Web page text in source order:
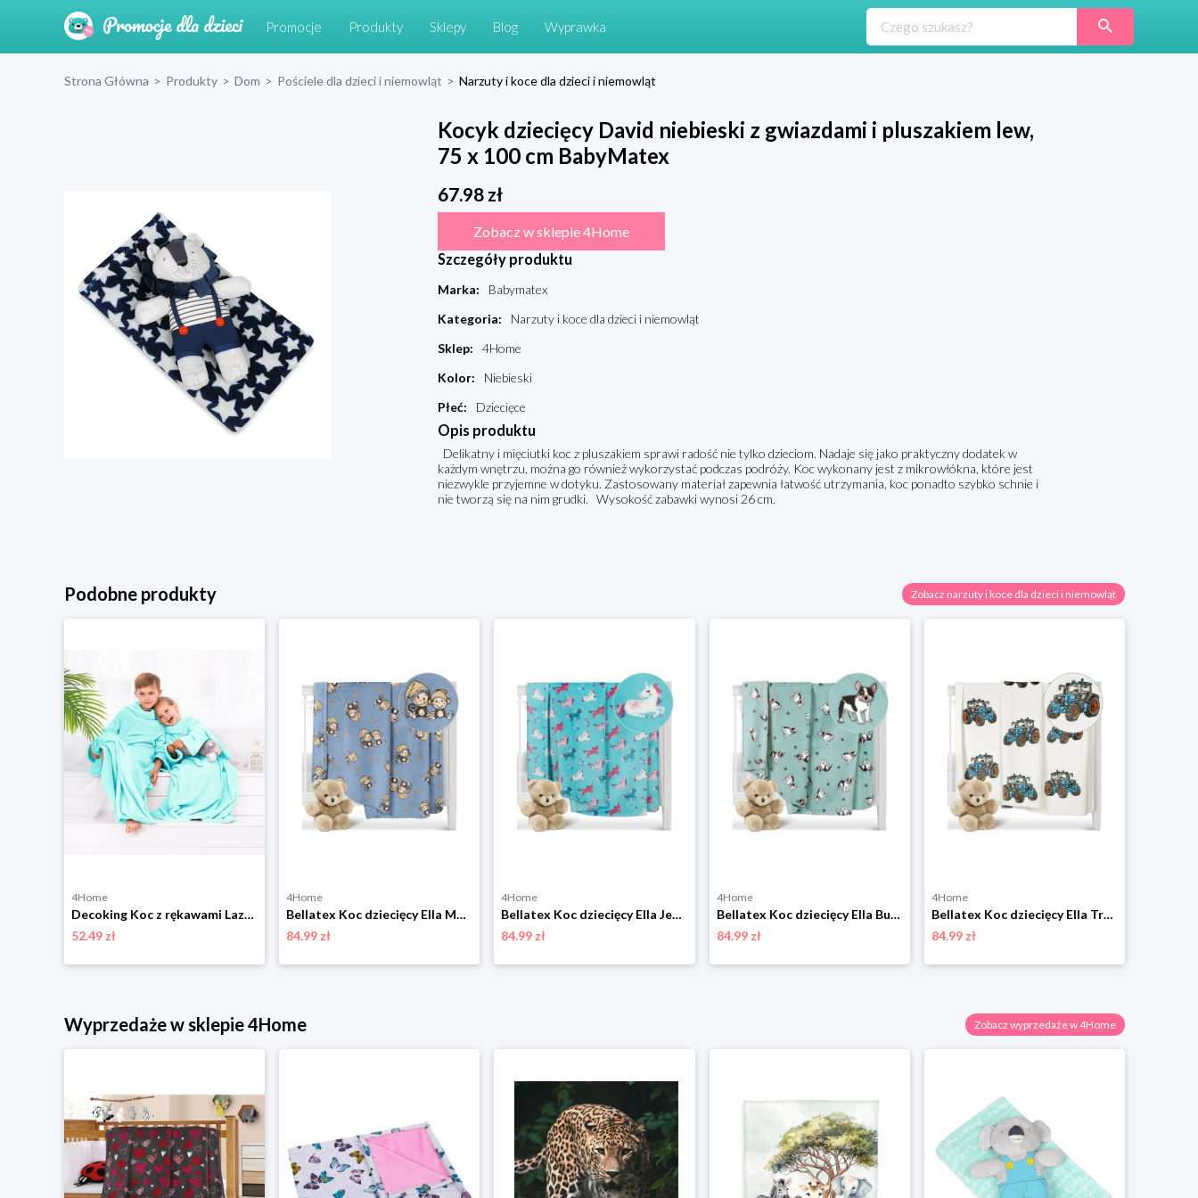
Promocje Produkty Sklepy Blog Wyprawka
Strona Główna > Produkty > Dom > Pościele dla dzieci i niemowląt > Narzuty i koce dla dzieci i niemowląt
Kocyk dziecięcy David niebieski z gwiazdami i pluszakiem lew,
75 x 100 cm BabyMatex
67.98zł
Zobacz w sklepie 4Home
Szczegóły produktu
Marka:
Babymatex
Kategoria:
Narzuty i koce dla dzieci i niemowląt
Sklep:
4Home
Kolor:
Niebieski
Płeć: Dziecięce
Opis produktu
Delikatny i mięciutki koc z pluszakiem sprawi radość nie tylko dzieciom. Nadaje się jako praktyczny dodatek w
każdym wnętrzu, można go również wykorzystać podczas podróży. Koc wykonany jest z mikrowłókna, które jest
niezwykle przyjemne w dotyku. Zastosowany materiał zapewnia łatwość utrzymania, koc ponadto szybko schnie i
nie tworzą się na nim grudki. Wysokość zabawki wynosi 26 cm.
Podobne produkty Zobacz narzuty i koce dla dzieci i niemowląt
4Home
Decoking Koc z rękawami Lazy Kids turkusowy, 90 x 105 cm DecoKing
52.49 zł
4Home
Bellatex Koc dziecięcy Ella Monkey niebieski, 100 x 150 cm
84.99 zł
4Home
Bellatex Koc dziecięcy Ella Jednorożec turkusowy, 100 x 150 cm
84.99 zł
4Home
Bellatex Koc dziecięcy Ella Bulldog niebieski, 100 x 150 cm
84.99 zł
4Home
Bellatex Koc dziecięcy Ella Traktor niebieski, 100 x 150 cm
84.99 zł
Wyprzedaże w sklepie 4Home Zobacz wyprzedaże w 4Home